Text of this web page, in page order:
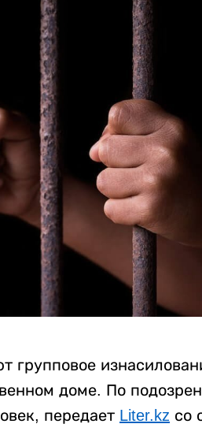
групповое
доме. По
передает Liter.kz со